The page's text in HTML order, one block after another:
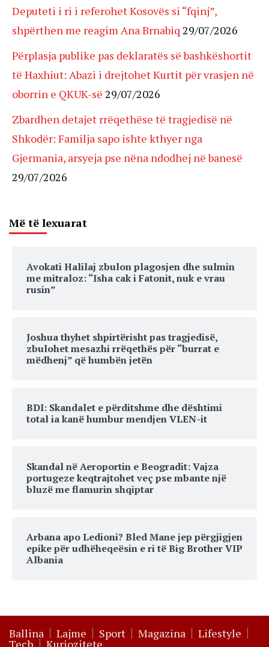
Deputeti i ri i referohet Kosovës si “fqinj”,
shpërthen me reagim Ana Brnabiq 29/07/2026
Përplasja publike pas deklaratës së bashkëshortit
të Haxhiut: Abazi i drejtohet Kurtit për vrasjen në
oborrin e QKUK-së 29/07/2026
Zbardhen detajet rrëqethëse të tragjedisë në
Shkodër: Familja sapo ishte kthyer nga
Gjermania, arsyeja pse nëna ndodhej në banesë
29/07/2026
Më të lexuarat
Avokati Halilaj zbulon plagosjen dhe sulmin
me mitraloz: “Isha cak i Fatonit, nuk e vrau
rusin”
Joshua thyhet shpirtërisht pas tragjedisë,
zbulohet mesazhi rrëqethës për “burrat e
mëdhenj” që humbën jetën
BDI: Skandalet e përditshme dhe dështimi
total ia kanë humbur mendjen VLEN-it
Skandal në Aeroportin e Beogradit: Vajza
portugeze keqtrajtohet veç pse mbante një
bluzë me flamurin shqiptar
Arbana apo Ledioni? Bled Mane jep përgjigjen
epike për udhëheqeësin e ri të Big Brother VIP
Albania
Ballina Lajme Sport Magazina Lifestyle